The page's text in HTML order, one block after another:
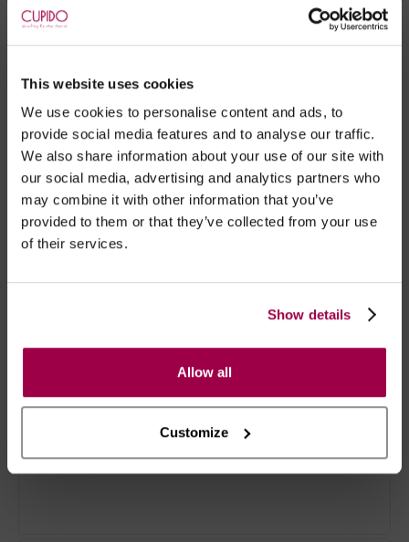
This website uses cookies
We use cookies to personalise content and ads, to
provide social media features and to analyse our traffic.
We also share information about your use of our site with
our social media, advertising and analytics partners who
may combine it with other information that you’ve
provided to them or that they’ve collected from your use
of their services.
Show details
Allow all
Customize